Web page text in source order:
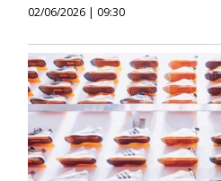
02/06/2026 | 09:30